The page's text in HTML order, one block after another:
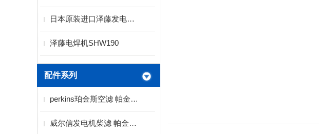
日本原装进口泽藤发电焊机SHW190HS
泽藤电焊机SHW190
配件系列
perkins珀金斯空滤 帕金斯空气滤清器
威尔信发电机柴滤 帕金斯柴滤 珀金斯柴滤